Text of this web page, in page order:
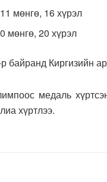
мөнгө, 16 хүрэл
мөнгө, 20 хүрэл
байранд Киргизийн
медаль
хүртлээ.